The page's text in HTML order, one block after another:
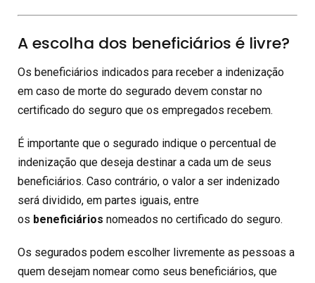
A escolha dos beneficiários é livre?
Os beneficiários indicados para receber a indenização
em caso de morte do segurado devem constar no
certificado do seguro que os empregados recebem.
É importante que o segurado indique o percentual de
indenização que deseja destinar a cada um de seus
beneficiários. Caso contrário, o valor a ser indenizado
será dividido, em partes iguais, entre
os beneficiários nomeados no certificado do seguro.
Os segurados podem escolher livremente as pessoas a
quem desejam nomear como seus beneficiários, que